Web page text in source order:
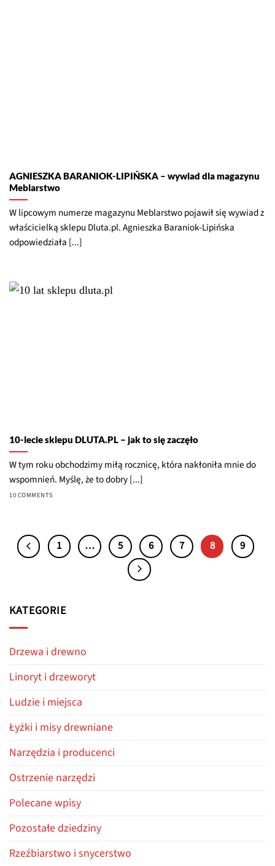
AGNIESZKA BARANIOK-LIPIŃSKA – wywiad dla magazynu
Meblarstwo
W lipcowym numerze magazynu Meblarstwo pojawił się wywiad z
właścicielką sklepu Dluta.pl. Agnieszka Baraniok-Lipińska
odpowiedziała [...]
10-lecie sklepu DLUTA.PL – jak to się zaczęło
W tym roku obchodzimy miłą rocznicę, która nakłoniła mnie do
wspomnień. Myślę, że to dobry [...]
10 COMMENTS
1 … 5 6 7 8 9
KATEGORIE
Drzewa i drewno
Linoryt i drzeworyt
Ludzie i miejsca
Łyżki i misy drewniane
Narzędzia i producenci
Ostrzenie narzędzi
Polecane wpisy
Pozostałe dziedziny
Rzeźbiarstwo i snycerstwo